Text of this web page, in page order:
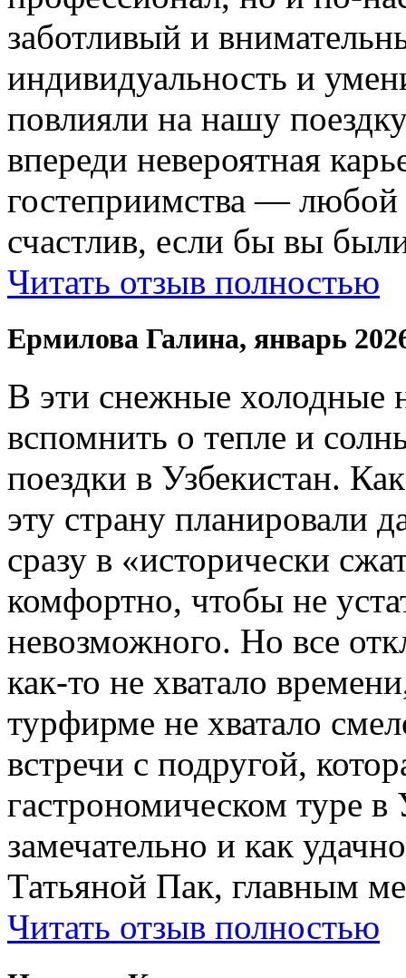
заботливый и
индивидуальность и
повлияли на нашу
впереди невероятная
гостеприимства —
счастлив, если бы вы
Читать отзыв полностью
Ермилова Галина, январь
В эти снежные холодные
вспомнить о тепле и
поездки в Узбекистан.
эту страну планировали
сразу в «исторически
комфортно, чтобы не
невозможного. Но все
как-то не хватало
турфирме не хватало
встречи с подругой,
гастрономическом туре
замечательно и как
Татьяной Пак, главным
Читать отзыв полностью